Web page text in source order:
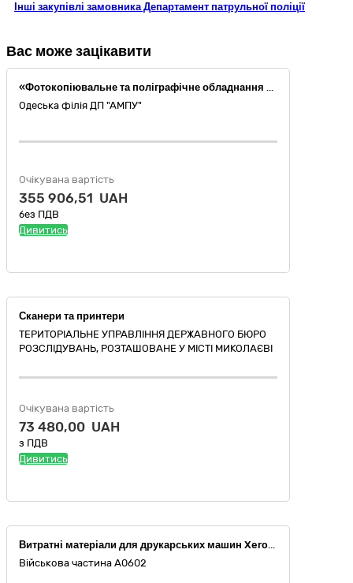
Інші закупівлі замовника Департамент патрульної поліції
Вас може зацікавити
«Фотокопіювальне та поліграфічне обладнання для офсетного друку» за кодом ДК 021:2015 – 30120000-6 (Витратні матеріали до оргтехніки)
Одеська філія ДП "АМПУ"
Очікувана вартість
355 906,51 UAH
без ПДВ
Дивитись
Сканери та принтери
ТЕРИТОРІАЛЬНЕ УПРАВЛІННЯ ДЕРЖАВНОГО БЮРО
РОЗСЛІДУВАНЬ, РОЗТАШОВАНЕ У МІСТІ МИКОЛАЄВІ
Очікувана вартість
73 480,00 UAH
з ПДВ
Дивитись
Витратні матеріали для друкарських машин Xerox Nuvera 120/144/157 та Xerox Colour C60/C70
Військова частина А0602